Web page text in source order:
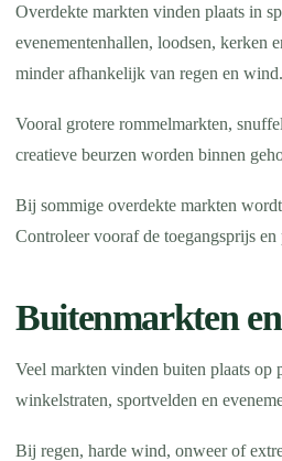
Overdekte markten vinden plaats in
evenementenhallen, loodsen, kerken
minder afhankelijk van regen en wind.
Vooral grotere rommelmarkten,
creatieve beurzen worden binnen
Bij sommige overdekte markten
Controleer vooraf de toegangsprijs
Buitenmarkten
Veel markten vinden buiten plaats op
winkelstraten, sportvelden en
Bij regen, harde wind, onweer of